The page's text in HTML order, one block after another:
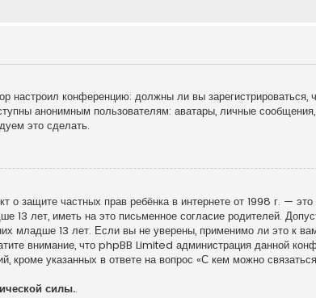
настроил конференцию: должны ли вы
анонимным пользователям: аватары, личные
это сделать.
частных прав ребёнка в интернете от 1998 г. — это
лет, иметь на это письменное согласие родителей.
младше 13 лет. Если вы не уверены, применимо ли это к
внимание, что phpBB Limited администрация данной
указанных в ответе на вопрос «С кем можно
силы..